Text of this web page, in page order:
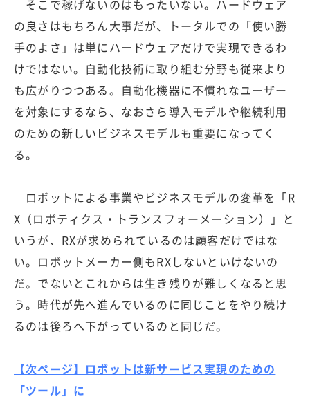
そこで稼げないのはもったいない。ハードウェア
の良さはもちろん大事だが、トータルでの「使い勝
手のよさ」は単にハードウェアだけで実現できるわ
けではない。自動化技術に取り組む分野も従来より
も広がりつつある。自動化機器に不慣れなユーザー
を対象にするなら、なおさら導入モデルや継続利用
のための新しいビジネスモデルも重要になってく
る。
ロボットによる事業やビジネスモデルの変革を「R
X（ロボティクス・トランスフォーメーション）」と
いうが、RXが求められているのは顧客だけではな
い。ロボットメーカー側もRXしないといけないの
だ。でないとこれからは生き残りが難しくなると思
う。時代が先へ進んでいるのに同じことをやり続け
るのは後ろへ下がっているのと同じだ。
【次ページ】ロボットは新サービス実現のための
「ツール」に